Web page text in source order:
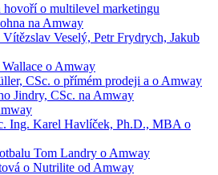
hovoří o multilevel marketingu
na Amway
Veselý, Petr Frydrych, Jakub
o Amway
CSc. o přímém prodeji a o Amway
Jindry, CSc. na Amway
Ing. Karel Havlíček, Ph.D., MBA o
Tom Landry o Amway
o Nutrilite od Amway